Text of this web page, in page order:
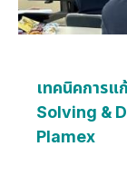
เทคนิคการแ
Solving &
Plamex